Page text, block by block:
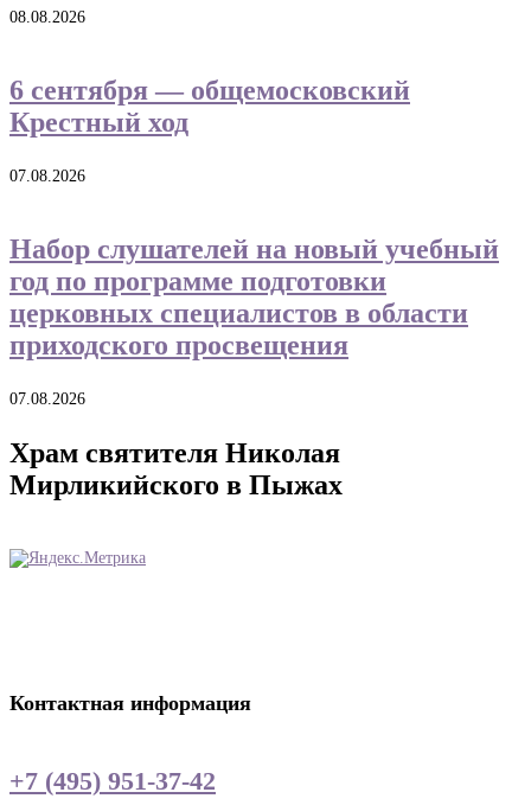
08.08.2026
6 сентября — общемосковский
Крестный ход
07.08.2026
Набор слушателей на новый учебный
год по программе подготовки
церковных специалистов в области
приходского просвещения
07.08.2026
Храм святителя Николая
Мирликийского в Пыжах
Контактная информация
+7 (495) 951-37-42